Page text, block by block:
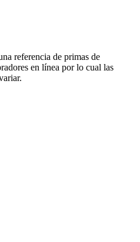
referencia de primas de
en línea por lo cual las